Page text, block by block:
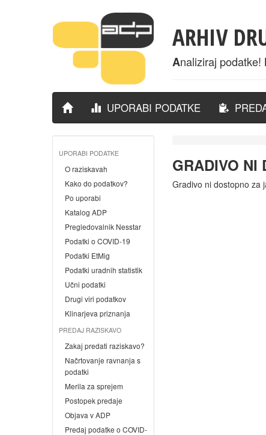
ARHIV
Analiziraj podatke!
UPORABI PODATKE
UPORABI PODATKE
O raziskavah
Kako do podatkov?
Po uporabi
Katalog ADP
Pregledovalnik Nesstar
Podatki o COVID-19
Podatki EtMig
Podatki uradnih statistik
Učni podatki
Drugi viri podatkov
Klinarjeva priznanja
PREDAJ RAZISKAVO
Zakaj predati raziskavo?
Načrtovanje ravnanja s
podatki
Merila za sprejem
Postopek predaje
Objava v ADP
Predaj podatke o COVID-
GRADIVO NI
Gradivo ni dostopno za